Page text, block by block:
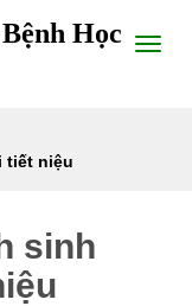
Học
tiết niệu
sinh